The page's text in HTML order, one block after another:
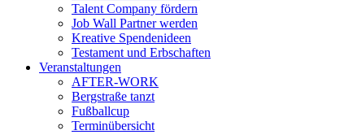
Talent Company fördern
Job Wall Partner werden
Kreative Spendenideen
Testament und Erbschaften
Veranstaltungen
AFTER-WORK
Bergstraße tanzt
Fußballcup
Terminübersicht